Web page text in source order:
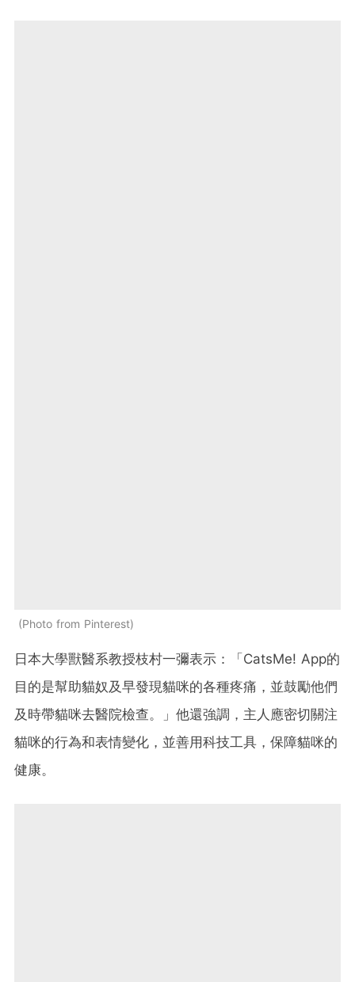
Photo from Pinterest
日本大學獸醫系教授枝村一彌表示：「CatsMe! App的
目的是幫助貓奴及早發現貓咪的各種疼痛，並鼓勵他們
及時帶貓咪去醫院檢查。」他還強調，主人應密切關注
貓咪的行為和表情變化，並善用科技工具，保障貓咪的
健康。